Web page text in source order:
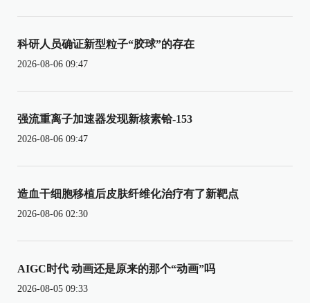
科研人员确证新型粒子“胶球”的存在
2026-08-06 09:47
强流重离子加速器发现新核素铪-153
2026-08-06 09:47
造血干细胞移植后皮肤纤维化治疗有了新靶点
2026-08-06 02:30
AIGC时代 动画还是原来的那个“动画”吗
2026-08-05 09:33